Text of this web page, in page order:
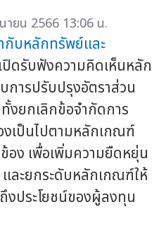
ายน 2566 13:06 น.
กับหลักทรัพย์และ
ปิดรับฟังความคิดเห็นหลัก
การปรับปรุงอัตราส่วน
งยกเลิกข้อจำกัดการ
งเป็นไปตามหลักเกณฑ์
อง เพื่อเพิ่มความยืดหยุ่น
ละยกระดับหลักเกณฑ์ให้
งประโยชน์ของผู้ลงทุน